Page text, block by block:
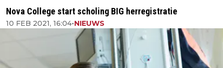
Nova College start scholing BIG herregistratie
10 FEB 2021, 16:04•NIEUWS